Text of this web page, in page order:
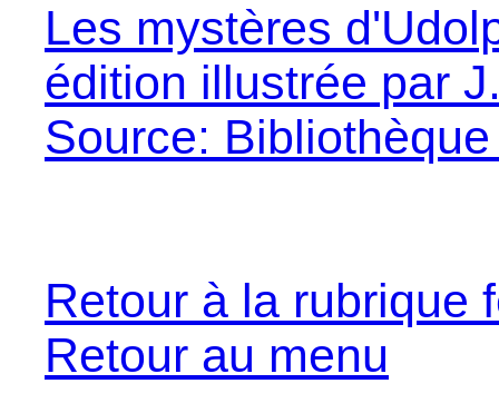
Les mystères
édition illustrée par
Source:
Retour à la rubrique
Retour au menu